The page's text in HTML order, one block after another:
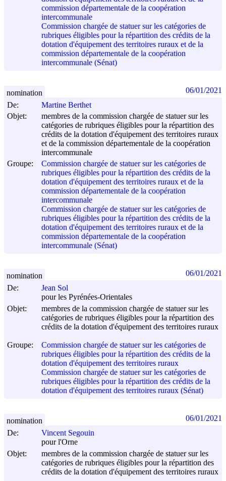
commission départementale de la coopération
intercommunale
Commission chargée de statuer sur les catégories de
rubriques éligibles pour la répartition des crédits de la
dotation d'équipement des territoires ruraux et de la
commission départementale de la coopération
intercommunale (Sénat)
De:
Martine Berthet
Objet:
membres de la commission chargée de statuer sur les
catégories de rubriques éligibles pour la répartition des
crédits de la dotation d'équipement des territoires ruraux
et de la commission départementale de la coopération
intercommunale
Groupe:
Commission chargée de statuer sur les catégories de
rubriques éligibles pour la répartition des crédits de la
dotation d'équipement des territoires ruraux et de la
commission départementale de la coopération
intercommunale
Commission chargée de statuer sur les catégories de
rubriques éligibles pour la répartition des crédits de la
dotation d'équipement des territoires ruraux et de la
commission départementale de la coopération
intercommunale (Sénat)
nomination 06/01/2021
De:
Jean Sol
pour les Pyrénées-Orientales
Objet:
membres de la commission chargée de statuer sur les
catégories de rubriques éligibles pour la répartition des
crédits de la dotation d'équipement des territoires ruraux
Groupe:
Commission chargée de statuer sur les catégories de
rubriques éligibles pour la répartition des crédits de la
dotation d'équipement des territoires ruraux
Commission chargée de statuer sur les catégories de
rubriques éligibles pour la répartition des crédits de la
dotation d'équipement des territoires ruraux (Sénat)
nomination 06/01/2021
De:
Vincent Segouin
pour l'Orne
Objet:
membres de la commission chargée de statuer sur les
catégories de rubriques éligibles pour la répartition des
crédits de la dotation d'équipement des territoires ruraux
nomination 06/01/2021